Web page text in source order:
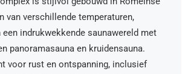
van verschillende temperaturen,
indrukwekkende saunawereld met
panoramasauna en kruidensauna.
voor rust en ontspanning, inclusief